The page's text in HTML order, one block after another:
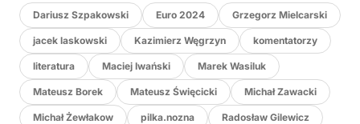
Dariusz Szpakowski Euro 2024 Grzegorz Mielcarski
jacek laskowski Kazimierz Węgrzyn komentatorzy
literatura Maciej Iwański Marek Wasiluk
Mateusz Borek Mateusz Święcicki Michał Zawacki
Michał Żewłakow pilka.nozna Radosław Gilewicz